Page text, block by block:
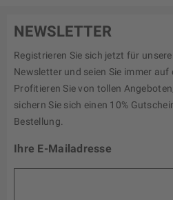
NEWSLETTER
Registrieren Sie sich jetzt für
Newsletter und seien Sie immer
Profitieren Sie von tollen
sichern Sie sich einen 10%
Bestellung.
Ihre E-Mailadresse